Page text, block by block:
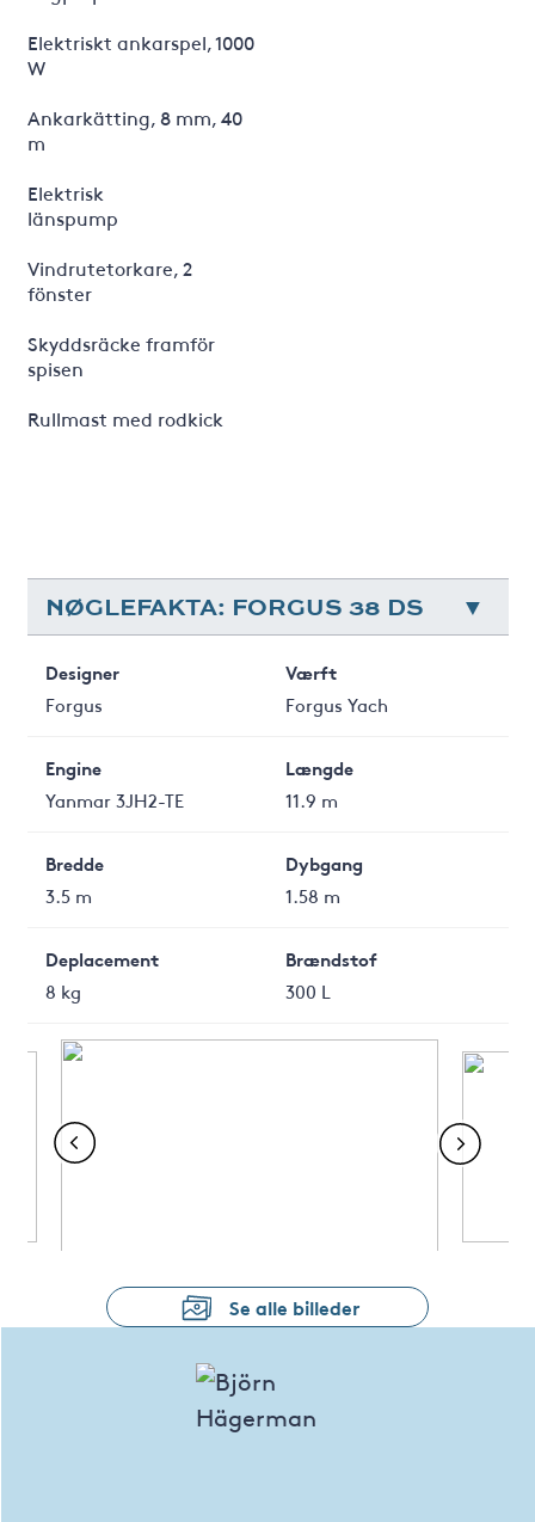
Elektriskt ankarspel, 1000
W
Ankarkätting, 8 mm, 40
m
Elektrisk
länspump
Vindrutetorkare, 2
fönster
Skyddsräcke framför
spisen
Rullmast med rodkick
NØGLEFAKTA: FORGUS 38 DS
Designer
Forgus
Værft
Forgus Yach
Engine
Yanmar 3JH2-TE
Længde
11.9 m
Bredde
3.5 m
Dybgang
1.58 m
Deplacement
8 kg
Brændstof
300 L
Se alle billeder